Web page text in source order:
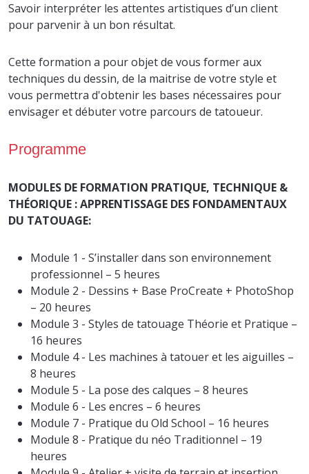
Savoir interpréter les attentes artistiques d’un client
pour parvenir à un bon résultat.
Cette formation a pour objet de vous former aux
techniques du dessin, de la maitrise de votre style et
vous permettra d'obtenir les bases nécessaires pour
envisager et débuter votre parcours de tatoueur.
Programme
MODULES DE FORMATION PRATIQUE, TECHNIQUE &
THÉORIQUE : APPRENTISSAGE DES FONDAMENTAUX
DU TATOUAGE:
Module 1 - S’installer dans son environnement
professionnel – 5 heures
Module 2 - Dessins + Base ProCreate + PhotoShop
– 20 heures
Module 3 - Styles de tatouage Théorie et Pratique –
16 heures
Module 4 - Les machines à tatouer et les aiguilles –
8 heures
Module 5 - La pose des calques – 8 heures
Module 6 - Les encres – 6 heures
Module 7 - Pratique du Old School – 16 heures
Module 8 - Pratique du néo Traditionnel – 19
heures